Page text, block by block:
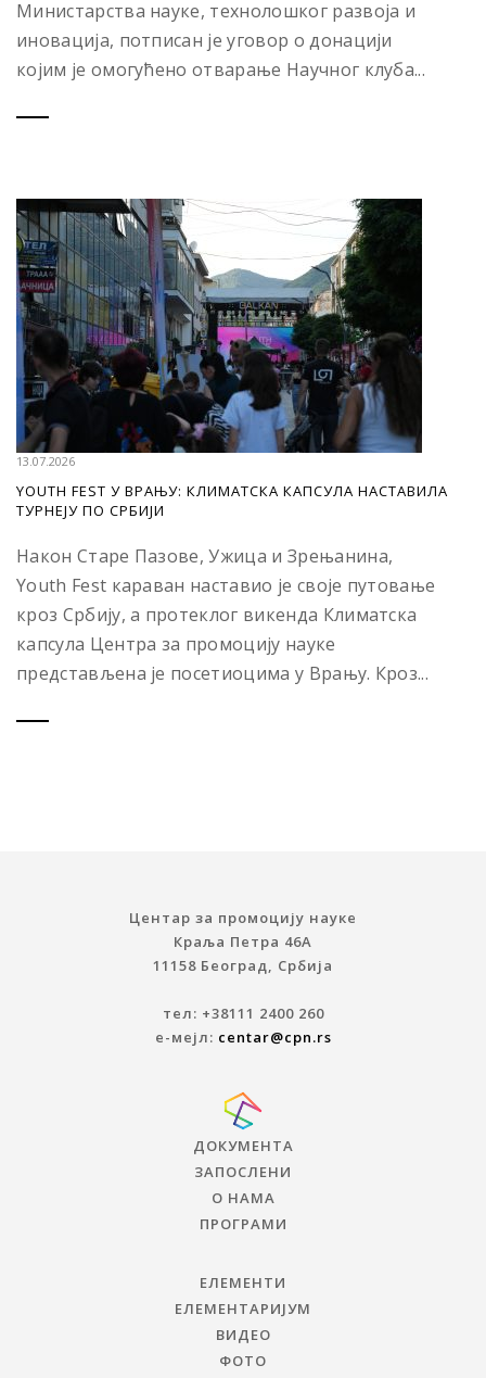
Министарства науке, технолошког развоја и
иновација, потписан је уговор о донацији
којим је омогућено отварање Научног клуба...
13.07.2026
YOUTH FEST У ВРАЊУ: КЛИМАТСКА КАПСУЛА НАСТАВИЛА
ТУРНЕЈУ ПО СРБИЈИ
Након Старе Пазове, Ужица и Зрењанина,
Youth Fest караван наставио је своје путовање
кроз Србију, а протеклог викенда Климатска
капсула Центра за промоцију науке
представљена је посетиоцима у Врању. Кроз...
Центар за промоцију науке
Краља Петра 46A
11158 Београд, Србија
тел: +38111 2400 260
е-мејл: centar@cpn.rs
ДОКУМЕНТА
ЗАПОСЛЕНИ
О НАМА
ПРОГРАМИ
ЕЛЕМЕНТИ
ЕЛЕМЕНТАРИЈУМ
ВИДЕО
ФОТО